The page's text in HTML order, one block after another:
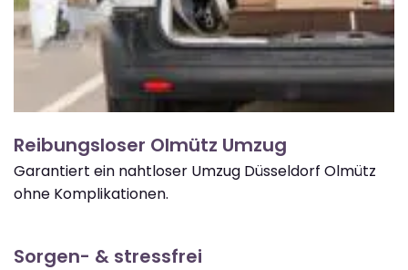
Reibungsloser Olmütz Umzug
Garantiert ein nahtloser Umzug Düsseldorf Olmütz
ohne Komplikationen.
Sorgen- & stressfrei